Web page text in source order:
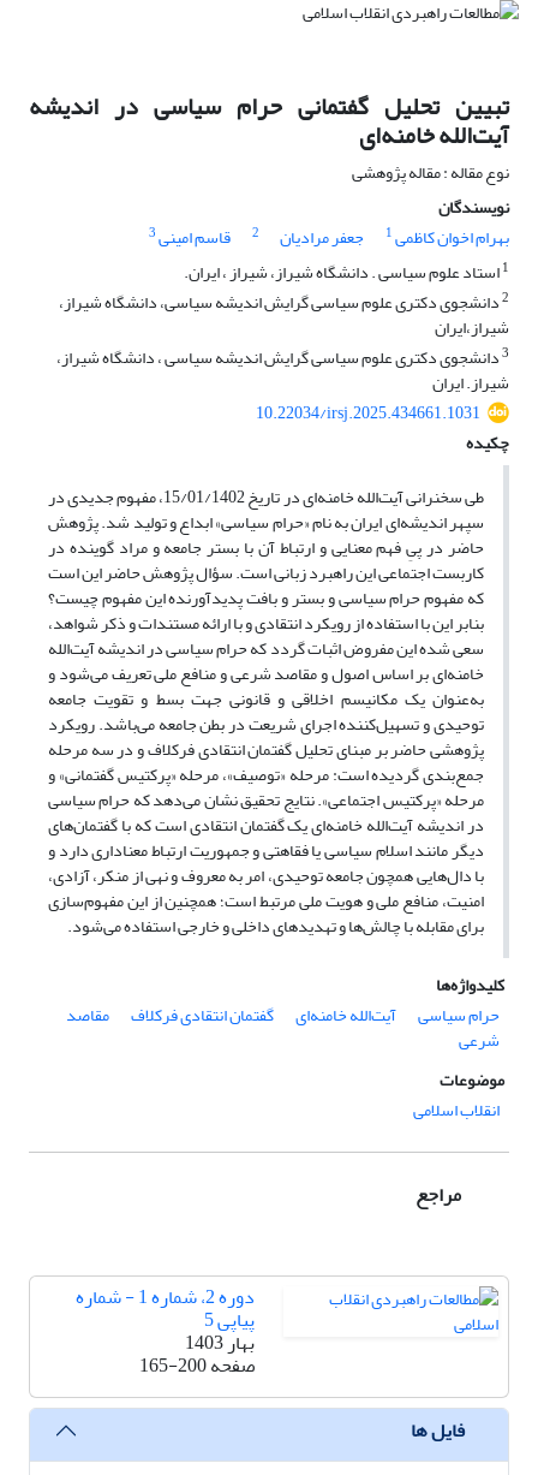
تبیین تحلیل گفتمانی حرام سیاسی در اندیشه
آیت‌الله خامنه‌ای
نوع مقاله : مقاله پژوهشی
نویسندگان
بهرام اخوان کاظمی1 جعفر مرادیان 2 قاسم امینی3
1استاد علوم سیاسی . دانشگاه شیراز، شیراز ، ایران.
2دانشجوی دکتری علوم سیاسی گرایش اندیشه سیاسی، دانشگاه شیراز،
شیراز،ایران
3دانشجوی دکتری علوم سیاسی گرایش اندیشه سیاسی ، دانشگاه شیراز،
شیراز. ایران
10.22034/irsj.2025.434661.1031
چکیده
طی سخنرانی آیت‌الله خامنه‌ای در تاریخ 15/01/1402، مفهوم جدیدی در
سپهر اندیشه‌ای ایران به نام «حرام سیاسی» ابداع و تولید شد. پژوهش
حاضر در پیِ فهم معنایی و ارتباط آن با بستر جامعه و مراد گوینده در
کاربست اجتماعی این راهبرد زبانی است. سؤال پژوهش حاضر این است
که مفهوم حرام سیاسی و بستر و بافت پدیدآورنده این مفهوم چیست؟
بنابر این با استفاده از رویکرد انتقادی و با ارائه مستندات و ذکر شواهد،
سعی شده این مفروض اثبات گردد که حرام سیاسی در اندیشه آیت‌الله
خامنه‌ای بر اساس اصول و مقاصد شرعی و منافع ملی تعریف می‌شود و
به‌عنوان یک مکانیسم اخلاقی و قانونی جهت بسط و تقویت جامعه
توحیدی و تسهیل‌کننده اجرای شریعت در بطن جامعه می‌باشد. رویکرد
پژوهشی حاضر بر مبنای تحلیل گفتمان انتقادی فرکلاف و در سه مرحله
جمع‌بندی گردیده است: مرحله «توصیف»، مرحله «پرکتیس گفتمانی» و
مرحله «پرکتیس اجتماعی». نتایج تحقیق نشان می‌دهد که حرام سیاسی
در اندیشه آیت‌الله خامنه‌ای یک گفتمان انتقادی است که با گفتمان‌های
دیگر مانند اسلام سیاسی یا فقاهتی و جمهوریت ارتباط معناداری دارد و
با دال‌هایی همچون جامعه توحیدی، امر به معروف و نهی از منکر، آزادی،
امنیت، منافع ملی و هویت ملی مرتبط است؛ همچنین از این مفهوم‌سازی
برای مقابله با چالش‌ها و تهدیدهای داخلی و خارجی استفاده می‌شود.
کلیدواژه‌ها
حرام سیاسی
آیت‌الله خامنه‌ای گفتمان انتقادی فرکلاف مقاصد
شرعی
موضوعات
انقلاب اسلامی
مراجع
دوره 2، شماره 1 - شماره
پیاپی 5
بهار 1403
صفحه165-200
فایل ها